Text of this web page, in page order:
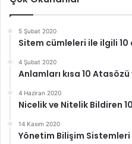
5 Şubat 2020
Sitem cümleleri ile ilgili 10
4 Şubat 2020
Anlamları kısa 10 Atasözü
4 Haziran 2020
Nicelik ve Nitelik Bildiren
14 Kasım 2020
Yönetim Bilişim Sistemleri